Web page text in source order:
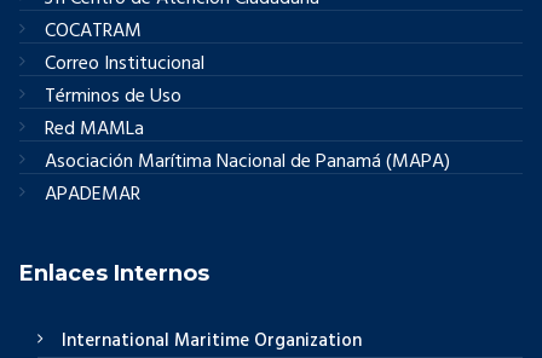
COCATRAM
Correo Institucional
Términos de Uso
Red MAMLa
Asociación Marítima Nacional de Panamá (MAPA)
APADEMAR
Enlaces Internos
International Maritime Organization